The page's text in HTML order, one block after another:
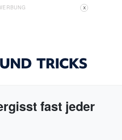
X
fast jeder